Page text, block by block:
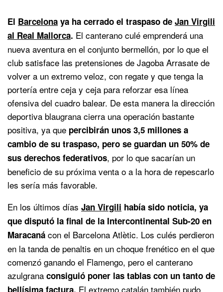
El Barcelona ya ha cerrado el traspaso de Jan Virgili
al Real Mallorca. El canterano culé emprenderá una
nueva aventura en el conjunto bermellón, por lo que el
club satisface las pretensiones de Jagoba Arrasate de
volver a un extremo veloz, con regate y que tenga la
portería entre ceja y ceja para reforzar esa línea
ofensiva del cuadro balear. De esta manera la dirección
deportiva blaugrana cierra una operación bastante
positiva, ya que percibirán unos 3,5 millones a
cambio de su traspaso, pero se guardan un 50% de
sus derechos federativos, por lo que sacarían un
beneficio de su próxima venta o a la hora de repescarlo
les sería más favorable.
En los últimos días Jan Virgili había sido noticia, ya
que disputó la final de la Intercontinental Sub-20 en
Maracaná con el Barcelona Atlètic. Los culés perdieron
en la tanda de penaltis en un choque frenético en el que
comenzó ganando el Flamengo, pero el canterano
azulgrana consiguió poner las tablas con un tanto de
bellísima factura. El extremo catalán también pudo